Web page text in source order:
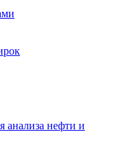
анализа нефти и